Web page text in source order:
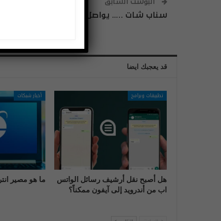
البوست السابق
سناب شات ….. يواصل الإبهار
قد يعجبك ايضا
تطبيقات وبرامج
هل أصبح نقل أرشيف رسائل الواتس
اب من أندرويد إلى آيفون ممكناً؟
أخبار شبكات
ما هو مصير